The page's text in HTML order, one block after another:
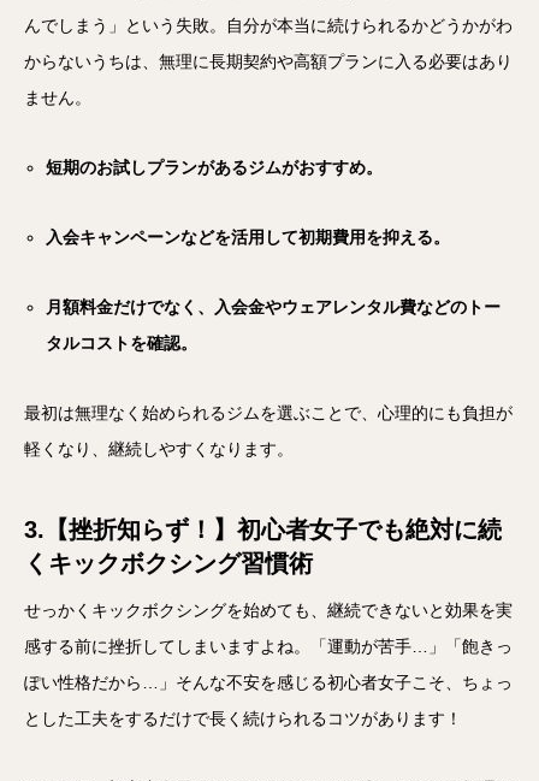
んでしまう」という失敗。自分が本当に続けられるかどうかがわ
からないうちは、無理に長期契約や高額プランに入る必要はあり
ません。
短期のお試しプランがあるジムがおすすめ。
入会キャンペーンなどを活用して初期費用を抑える。
月額料金だけでなく、入会金やウェアレンタル費などのトー
タルコストを確認。
最初は無理なく始められるジムを選ぶことで、心理的にも負担が
軽くなり、継続しやすくなります。
3.【挫折知らず！】初心者女子でも絶対に続
くキックボクシング習慣術
せっかくキックボクシングを始めても、継続できないと効果を実
感する前に挫折してしまいますよね。「運動が苦手…」「飽きっ
ぽい性格だから…」そんな不安を感じる初心者女子こそ、ちょっ
とした工夫をするだけで長く続けられるコツがあります！